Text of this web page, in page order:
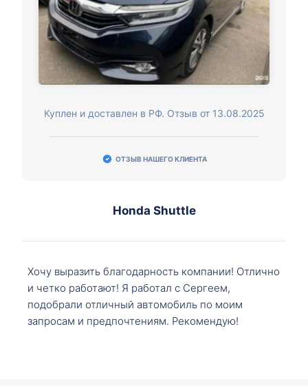
Куплен и доставлен в РФ. Отзыв от 13.08.2025
ОТЗЫВ НАШЕГО КЛИЕНТА
Honda Shuttle
Хочу выразить благодарность компании! Отлично
и четко работают! Я работал с Сергеем,
подобрали отличный автомобиль по моим
запросам и предпочтениям. Рекомендую!